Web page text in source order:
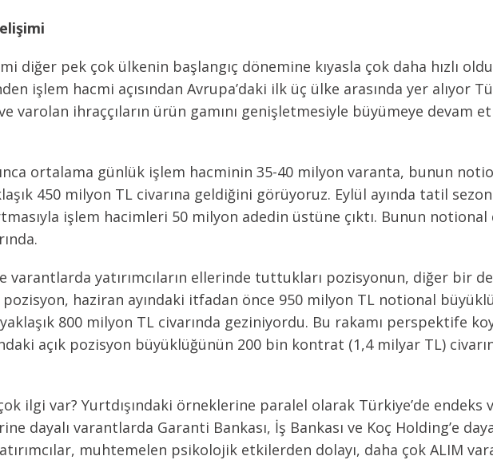
diğer pek çok ülkenin başlangıç dönemine kıyasla çok daha hızlı
işlem hacmi açısından Avrupa’daki ilk üç ülke arasında yer alıyor
varolan ihraççıların ürün gamını genişletmesiyle büyümeye devam
ortalama günlük işlem hacminin 35-40 milyon varanta, bunun
450 milyon TL civarına geldiğini görüyoruz. Eylül ayında tatil
işlem hacimleri 50 milyon adedin üstüne çıktı. Bunun notional
yatırımcıların ellerinde tuttukları pozisyonun, diğer bir
haziran ayındaki itfadan önce 950 milyon TL notional
yaklaşık 800 milyon TL civarında geziniyordu. Bu rakamı perspektife
açık pozisyon büyüklüğünün 200 bin kontrat (1,4 milyar TL)
ilgi var? Yurtdışındaki örneklerine paralel olarak Türkiye’de endeks
dayalı varantlarda Garanti Bankası, İş Bankası ve Koç Holding’e
muhtemelen psikolojik etkilerden dolayı, daha çok ALIM